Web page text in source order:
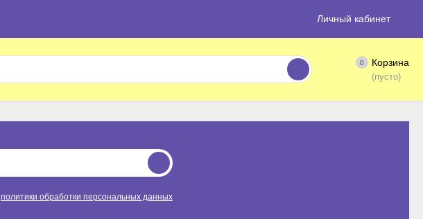
Личный кабинет
0 Корзина
(пусто)
политики обработки персональных данных